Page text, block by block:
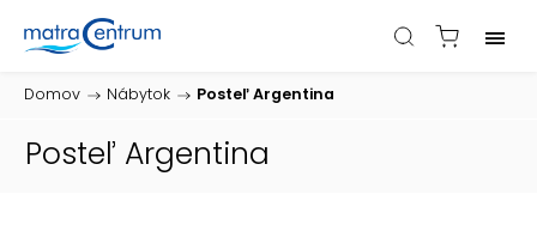
Domov / Nábytok / Posteľ Argentina
Posteľ Argentina